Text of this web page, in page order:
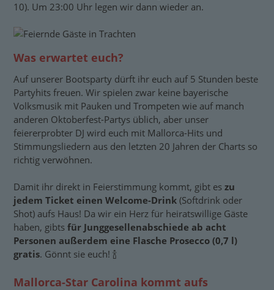
10). Um 23:00 Uhr legen wir dann wieder an.
Was erwartet euch?
Auf unserer Bootsparty dürft ihr euch auf 5 Stunden beste
Partyhits freuen. Wir spielen zwar keine bayerische
Volksmusik mit Pauken und Trompeten wie auf manch
anderen Oktoberfest-Partys üblich, aber unser
feiererprobter DJ wird euch mit Mallorca-Hits und
Stimmungsliedern aus den letzten 20 Jahren der Charts so
richtig verwöhnen.
Damit ihr direkt in Feierstimmung kommt, gibt eszu
jedem Ticket einen Welcome-Drink (Softdrink oder
Shot) aufs Haus! Da wir ein Herz für heiratswillige Gäste
haben, gibtsfür Junggesellenabschiede ab acht
Personen außerdem eine Flasche Prosecco (0,7 l)
gratis. Gönnt sie euch! 🍾
Mallorca-Star Carolina kommt aufs